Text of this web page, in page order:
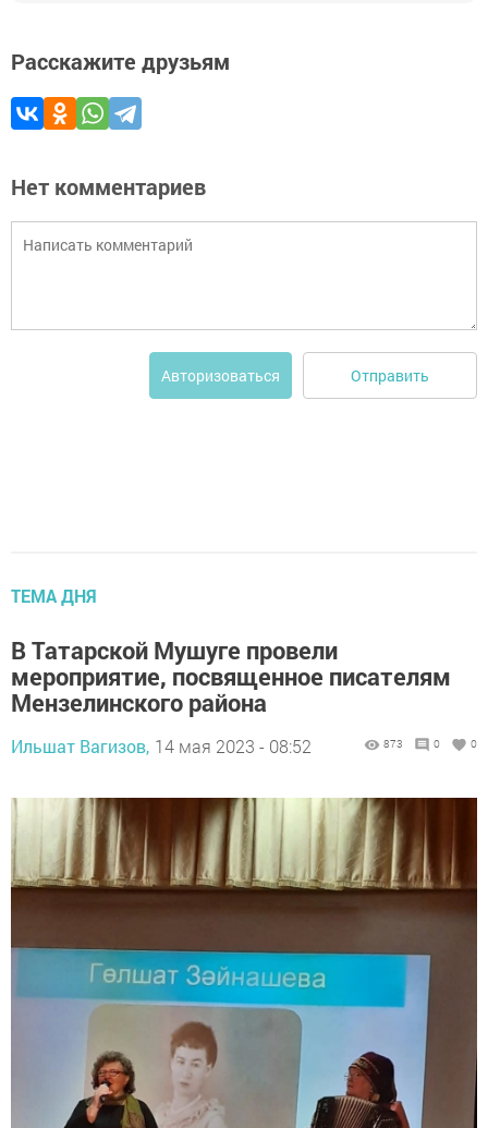
Расскажите друзьям
Нет комментариев
Авторизоваться Отправить
ТЕМА ДНЯ
В Татарской Мушуге провели
мероприятие, посвященное писателям
Мензелинского района
Ильшат Вагизов, 14 мая 2023 - 08:52 873 0 0